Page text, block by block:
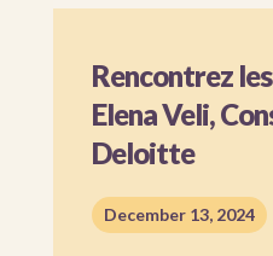
Rencontrez
Elena Veli,
Deloitte
December 13, 2024